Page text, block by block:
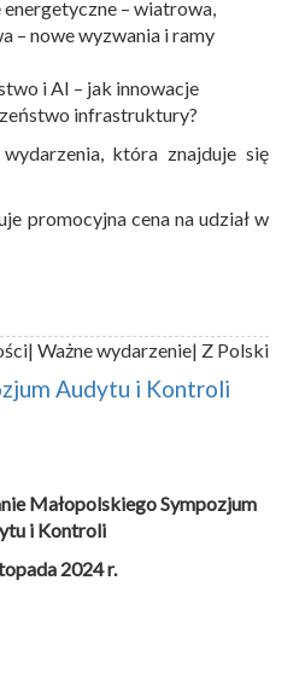
– wiatrowa,
– nowe wyzwania i ramy
i AI – jak innowacje
infrastruktury?
która znajduje się
promocyjna cena na udział w
| Ważne wydarzenie| Z Polski
Audytu i Kontroli
Małopolskiego Sympozjum
i Kontroli
2024 r.